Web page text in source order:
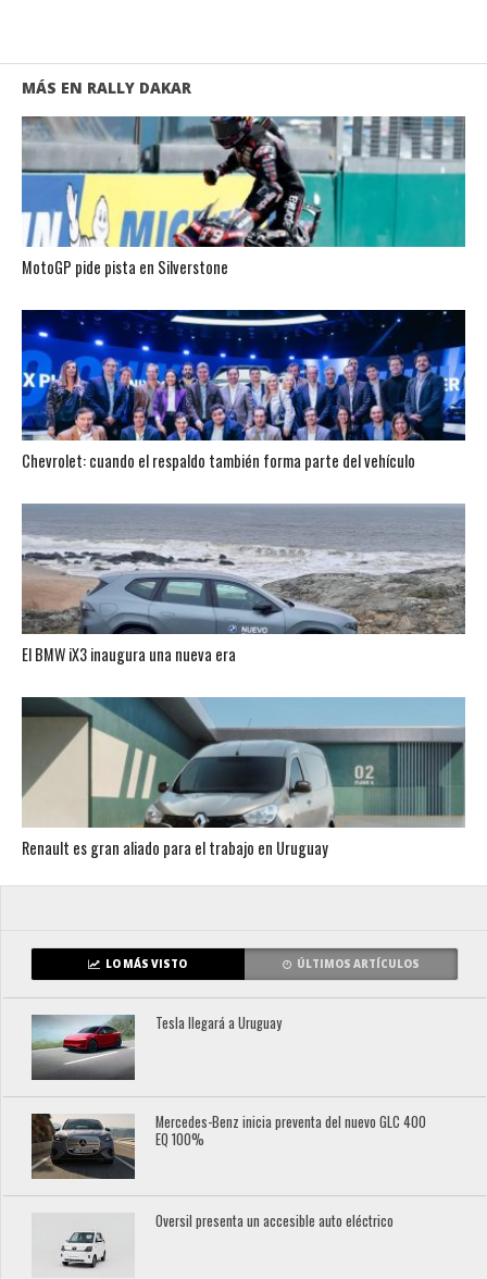
MÁS EN RALLY DAKAR
MotoGP pide pista en Silverstone
Chevrolet: cuando el respaldo también forma parte del vehículo
El BMW iX3 inaugura una nueva era
Renault es gran aliado para el trabajo en Uruguay
LO MÁS VISTO ÚLTIMOS ARTÍCULOS
Tesla llegará a Uruguay
Mercedes-Benz inicia preventa del nuevo GLC 400
EQ 100%
Oversil presenta un accesible auto eléctrico